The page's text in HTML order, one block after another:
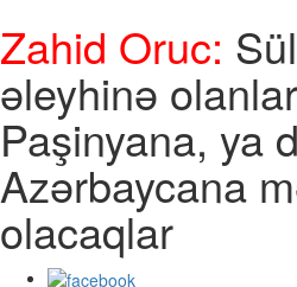
Zahid Oruc:
əleyhinə
Paşinyana, ya
Azərbaycana
olacaqlar